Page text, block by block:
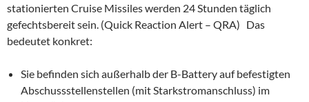
stationierten Cruise Missiles werden 24 Stunden täglich
gefechtsbereit sein. (Quick Reaction Alert – QRA) Das
bedeutet konkret:
Sie befinden sich außerhalb der B-Battery auf befestigten
Abschussstellenstellen (mit Starkstromanschluss) im